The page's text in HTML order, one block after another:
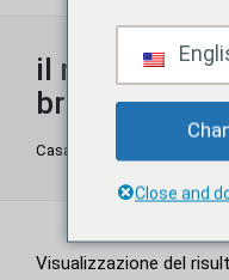
il miglior
brallobarbital
Casa
Visualizzazione del
Close and